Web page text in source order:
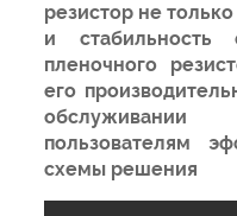
резистор не
и стабильность
пленочного
его
пользователям
схемы решения